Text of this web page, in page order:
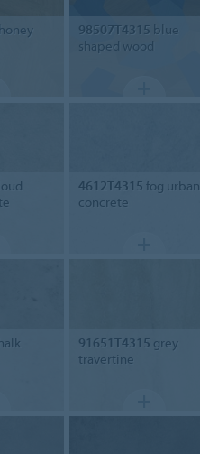
honey
98507T4315 blue
shaped wood
4612T4315 fog urban
concrete
91651T4315 grey
travertine